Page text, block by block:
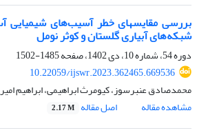
بررسی مقایسهای خطر آسیب‌های شیمیایی
شبکه‌های آبیاری گلستان و کوثر نومل
دوره 54، شماره 10، دی 1402، صفحه
1485-1502
10.22059/ijswr.2023.362465.669536
محمدصادق عنبرسوز، کیومرث ابراهیمی، ابراهیم
مشاهده مقاله
اصل مقاله 2.17 M